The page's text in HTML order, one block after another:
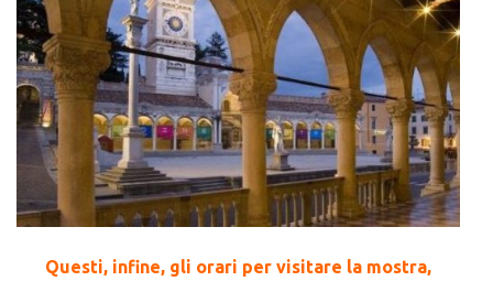
Questi, infine, gli orari per visitare la mostra,